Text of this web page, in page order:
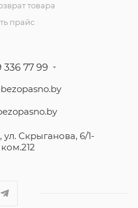
товара
прайс
336 77 99
Скрыганова, 6/1-